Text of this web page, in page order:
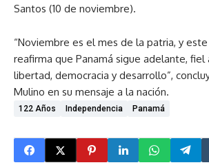
Santos (10 de noviembre).
“Noviembre es el mes de la patria, y este
reafirma que Panamá sigue adelante, fiel
libertad, democracia y desarrollo”,
Mulino en su mensaje a la nación.
122 Años Independencia Panamá